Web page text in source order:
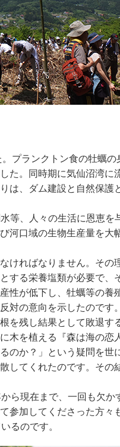
プランクトン食の牡蠣の
た。同時期に気仙沼湾に
は、ダム建設と自然保護
等、人々の生活に恩恵を
河口域の生物生産量を大
ければなりません。その
する栄養塩類が必要で、
性が低下し、牡蠣等の養
対の意向を示したのです。
を残し結果として敗退す
木を植える『森は海の恋
のか？」という疑問を世
してくれたのです。その
ら現在まで、一回も欠か
参加してくださった方々
るのです。